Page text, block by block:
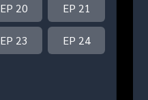
EP 20 EP 21
EP 23 EP 24